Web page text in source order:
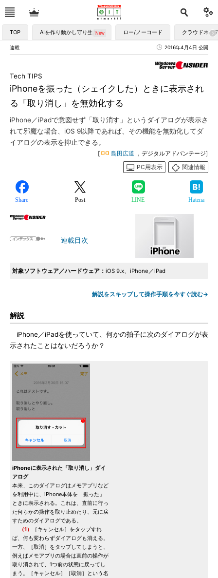
TOP AIを作り動かし守り生かす ロー/ノーコード クラウドネイ
連載 2016年4月4日 公開
iPhoneを振った（シェイクした）ときに表示され
る「取り消し」を無効化する
Tech TIPS
iPhone／iPadで意図せず「取り消す」というダイアログが表示さ
れて邪魔な場合、iOS 9以降であれば、その機能を無効化してダ
イアログの表示を抑止できる。
[ 島田広道 ，デジタルアドバンテージ]
PC用表示
関連情報
Share Post LINE Hatena
連載目次
対象ソフトウェア／ハードウェア： iOS 9.x、iPhone／iPad
解説をスキップして操作手順を今すぐ読む→
解説
iPhone／iPadを使っていて、何かの拍子に次のダイアログが表
示されたことはないだろうか？
iPhoneに表示された「取り消し」ダイ
アログ
本来、このダイアログはメモアプリなど
を利用中に、iPhone本体を「振った」
ときに表示される。これは、直前に行っ
た何らかの操作を取り止めたり、元に戻
すためのダイアログである。
（1）
［キャンセル］をタップすれ
ば、何も変わらずダイアログも消える。
一方、［取消］をタップしてしまうと、
例えばメモアプリの場合は直前の操作が
取り消されて、1つ前の状態に戻ってし
まう。［キャンセル］［取消］という名